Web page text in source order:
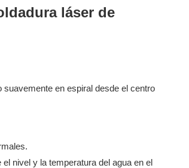
láser de
en espiral desde el centro
nivel y la temperatura del agua en el